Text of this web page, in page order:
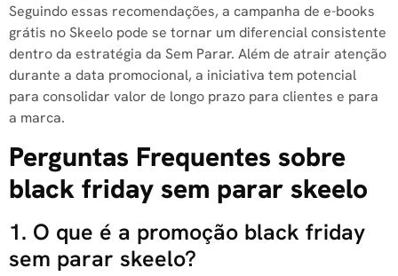
Seguindo essas recomendações, a campanha de e-books
grátis no Skeelo pode se tornar um diferencial consistente
dentro da estratégia da Sem Parar. Além de atrair atenção
durante a data promocional, a iniciativa tem potencial
para consolidar valor de longo prazo para clientes e para
a marca.
Perguntas Frequentes sobre
black friday sem parar skeelo
1. O que é a promoção black friday
sem parar skeelo?